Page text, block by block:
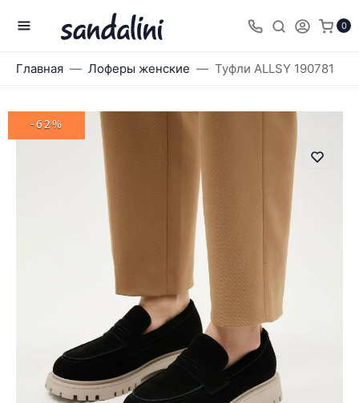
0
Главная Лоферы женские Туфли ALLSY 190781
-62%